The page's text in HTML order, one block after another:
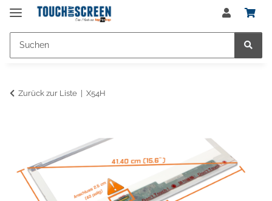
Zurück zur Liste X54H